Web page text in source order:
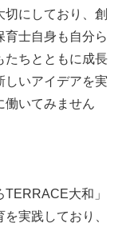
にしており、創
育士自身も自分ら
たちとともに成長
しいアイデアを実
働いてみません
大和」
実践しており、